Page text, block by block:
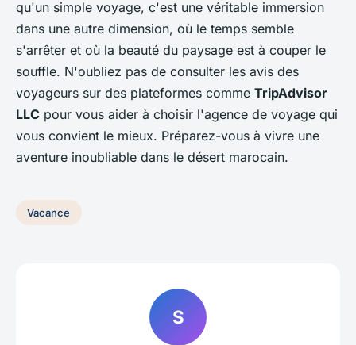
qu'un simple voyage, c'est une véritable immersion
dans une autre dimension, où le temps semble
s'arrêter et où la beauté du paysage est à couper le
souffle. N'oubliez pas de consulter les avis des
voyageurs sur des plateformes comme TripAdvisor
LLC pour vous aider à choisir l'agence de voyage qui
vous convient le mieux. Préparez-vous à vivre une
aventure inoubliable dans le désert marocain.
Vacance
S